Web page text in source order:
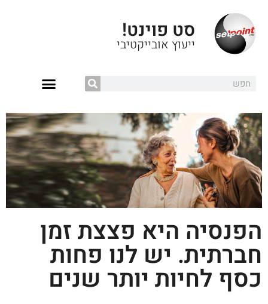
סט פוינט!
ייעוץ אובייקטיבי
הפנסיה היא פצצת זמן
חברתית. יש לנו פחות
כסף לחיות יותר שנים